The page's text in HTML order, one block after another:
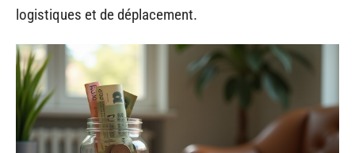
logistiques et de déplacement.